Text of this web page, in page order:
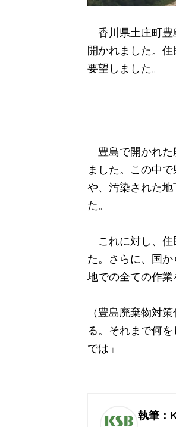
香川県土庄町豊
開かれました。
要望しました。
豊島で開かれた
ました。この中
や、汚染された
た。
これに対し、住
た。さらに、国
地での全ての作業
（豊島廃棄物対
る。それまで何
では」
執筆：